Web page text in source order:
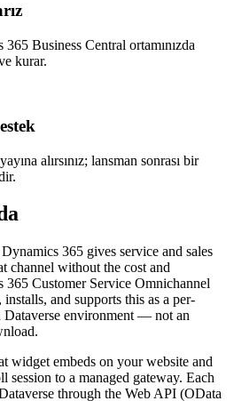
Business Central ortamınızda
kurar.
alırsınız; lansman sonrası bir
365 gives service and sales
channel without the cost and
Customer Service Omnichannel
and supports this as a per-
environment — not an
widget embeds on your website and
session to a managed gateway. Each
through the Web API (OData